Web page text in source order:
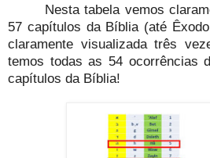
Nesta tabela vemos
57 capítulos da Bíblia (até
claramente visualizada três
temos todas as 54 ocorrências
capítulos da Bíblia!